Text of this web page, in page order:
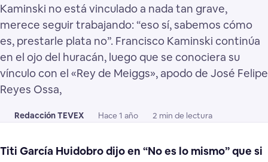
Kaminski no está vinculado a nada tan grave,
merece seguir trabajando: “eso sí, sabemos cómo
es, prestarle plata no”. Francisco Kaminski continúa
en el ojo del huracán, luego que se conociera su
vínculo con el «Rey de Meiggs», apodo de José Felipe
Reyes Ossa,
Redacción TEVEX Hace 1 año 2 min de lectura
Titi García Huidobro dijo en “No es lo mismo” que si